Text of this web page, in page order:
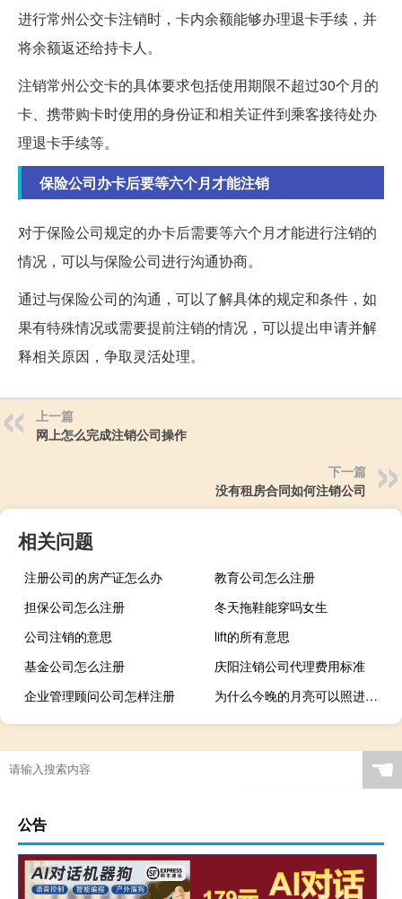
进行常州公交卡注销时，卡内余额能够办理退卡手续，并
将余额返还给持卡人。
注销常州公交卡的具体要求包括使用期限不超过30个月的
卡、携带购卡时使用的身份证和相关证件到乘客接待处办
理退卡手续等。
保险公司办卡后要等六个月才能注销
对于保险公司规定的办卡后需要等六个月才能进行注销的
情况，可以与保险公司进行沟通协商。
通过与保险公司的沟通，可以了解具体的规定和条件，如
果有特殊情况或需要提前注销的情况，可以提出申请并解
释相关原因，争取灵活处理。
上一篇
网上怎么完成注销公司操作
下一篇
没有租房合同如何注销公司
相关问题
注册公司的房产证怎么办
教育公司怎么注册
担保公司怎么注册
冬天拖鞋能穿吗女生
公司注销的意思
lift的所有意思
基金公司怎么注册
庆阳注销公司代理费用标准
企业管理顾问公司怎样注册
为什么今晚的月亮可以照进家里来了 今晚的月亮是怎么回事
☚
公告